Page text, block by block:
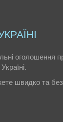
оголошення
швидко та